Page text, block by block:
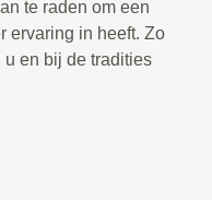
te raden om een
ervaring in heeft. Zo
u en bij de tradities